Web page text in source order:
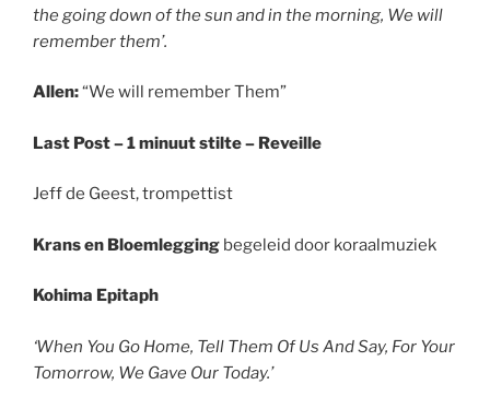
the going down of the sun and in the morning, We will
remember them’.
Allen:“We will remember Them”
Last Post – 1 minuut stilte – Reveille
Jeff de Geest, trompettist
Krans en Bloemlegging begeleid door koraalmuziek
Kohima Epitaph
‘When You Go Home, Tell Them Of Us And Say, For Your
Tomorrow, We Gave Our Today.’